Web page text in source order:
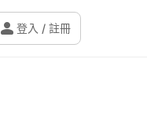
person 登入 / 註冊